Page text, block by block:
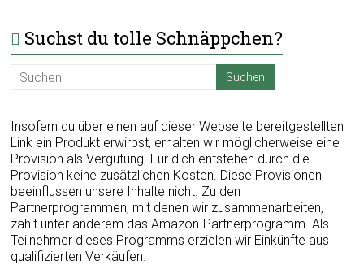
Suchst du tolle Schnäppchen?
Insofern du über einen auf dieser Webseite bereitgestellten
Link ein Produkt erwirbst, erhalten wir möglicherweise eine
Provision als Vergütung. Für dich entstehen durch die
Provision keine zusätzlichen Kosten. Diese Provisionen
beeinflussen unsere Inhalte nicht. Zu den
Partnerprogrammen, mit denen wir zusammenarbeiten,
zählt unter anderem das Amazon-Partnerprogramm. Als
Teilnehmer dieses Programms erzielen wir Einkünfte aus
qualifizierten Verkäufen.